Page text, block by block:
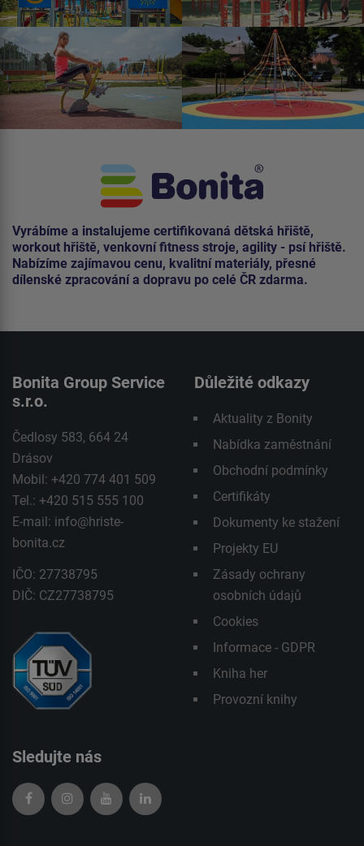
Vyrábíme a instalujeme certifikovaná dětská hřiště,
workout hřiště, venkovní fitness stroje, agility - psí hřiště.
Nabízíme zajímavou cenu, kvalitní materiály, přesné
dílenské zpracování a dopravu po celé ČR zdarma.
Bonita Group Service
s.r.o.
Čedlosy 583, 664 24
Drásov
Mobil: +420 774 401 509
Tel.: +420 515 555 100
E-mail: info@hriste-
bonita.cz
IČO: 27738795
DIČ: CZ27738795
Důležité odkazy
Aktuality z Bonity
Nabídka zaměstnání
Obchodní podmínky
Certifikáty
Dokumenty ke stažení
Projekty EU
Zásady ochrany
osobních údajů
Cookies
Informace - GDPR
Kniha her
Provozní knihy
Sledujte nás